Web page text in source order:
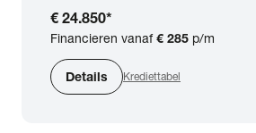
€ 24.850*
Financieren vanaf€ 285 p/m
Details Krediettabel